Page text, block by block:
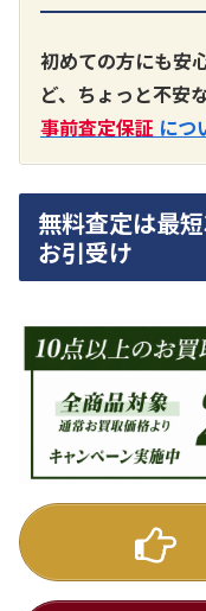
A3300
買取価格
買取価格
初めての方にも安
ど、ちょっと不安
事前査定保証 につ
無料査定は最
お引受け